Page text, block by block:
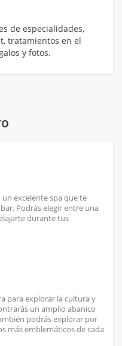
de especialidades,
tratamientos en el
y fotos.
excelente spa que te
Podrás elegir entre una
durante tus
para explorar la cultura y
un amplio abanico
podrás explorar por
más emblemáticos de cada